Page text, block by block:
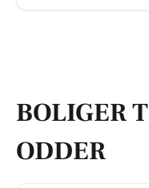
BOLIGER
ODDER